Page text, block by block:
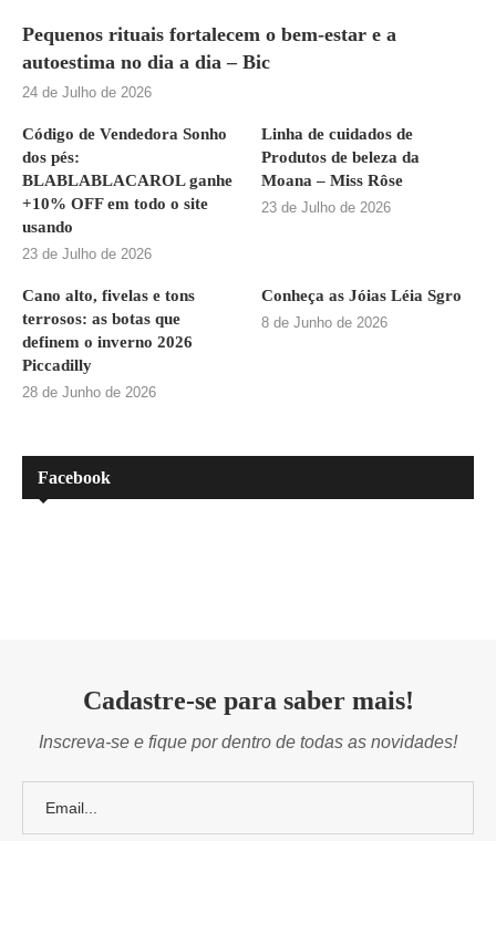
Pequenos rituais fortalecem o bem-estar e a
autoestima no dia a dia – Bic
24 de Julho de 2026
Código de Vendedora Sonho
dos pés:
BLABLABLACAROL ganhe
+10% OFF em todo o site
usando
23 de Julho de 2026
Linha de cuidados de
Produtos de beleza da
Moana – Miss Rôse
23 de Julho de 2026
Cano alto, fivelas e tons
terrosos: as botas que
definem o inverno 2026
Piccadilly
28 de Junho de 2026
Conheça as Jóias Léia Sgro
8 de Junho de 2026
Facebook
Cadastre-se para saber mais!
Inscreva-se e fique por dentro de todas as novidades!